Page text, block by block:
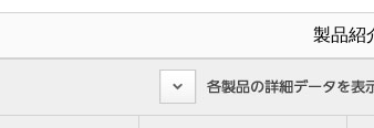
製品紹